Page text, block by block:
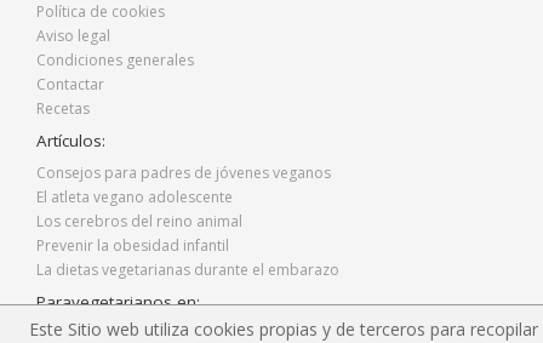
Política de cookies
Aviso legal
Condiciones generales
Contactar
Recetas
Artículos:
Consejos para padres de jóvenes veganos
El atleta vegano adolescente
Los cerebros del reino animal
Prevenir la obesidad infantil
La dietas vegetarianas durante el embarazo
Paravegetarianos en:
Facebook
Este Sitio web utiliza cookies propias y de terceros para recopilar